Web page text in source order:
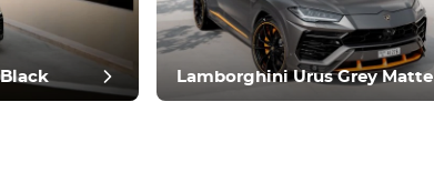
Lamborghini Urus Grey Matte